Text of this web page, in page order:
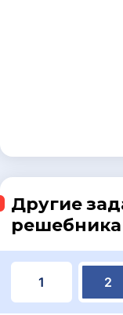
Другие
решебника
1 2